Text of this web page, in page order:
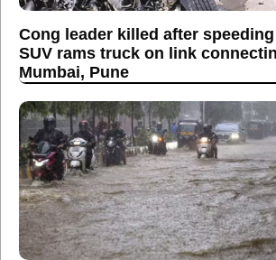
Cong leader killed after speeding
SUV rams truck on link
Mumbai, Pune